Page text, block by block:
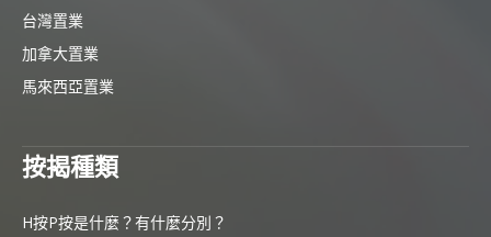
台灣置業
加拿大置業
馬來西亞置業
按揭種類
H按P按是什麼？有什麼分別？